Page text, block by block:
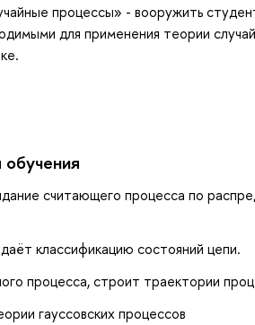
процессы» - вооружить
для применения теории
считающего процесса по
классификацию состояний цепи.
процесса, строит траектории
гауссовских процессов